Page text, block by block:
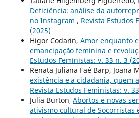
Deficiência: análise da
no Instagram , Revista Estudos
(2025)
Higor Codarin, Amor enquanto
emancipação feminina e
Estudos Feministas: v. 33 n. 3
Renata Juliana Faé Barp, Joana
existência e a cidadania, quem
Revista Estudos Feministas: v.
Julia Burton, Abortos e novas
ativismo cultural de Socorristas